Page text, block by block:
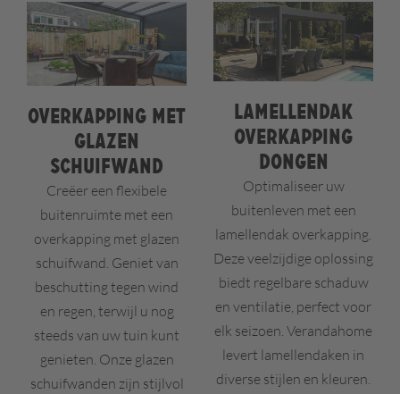
Overkapping met
glazen
schuifwand
Creëer een flexibele
buitenruimte met een
overkapping met glazen
schuifwand. Geniet van
beschutting tegen wind
en regen, terwijl u nog
steeds van uw tuin kunt
genieten. Onze glazen
schuifwanden zijn stijlvol
Lamellendak
overkapping
Dongen
Optimaliseer uw
buitenleven met een
lamellendak overkapping.
Deze veelzijdige oplossing
biedt regelbare schaduw
en ventilatie, perfect voor
elk seizoen. Verandahome
levert lamellendaken in
diverse stijlen en kleuren.